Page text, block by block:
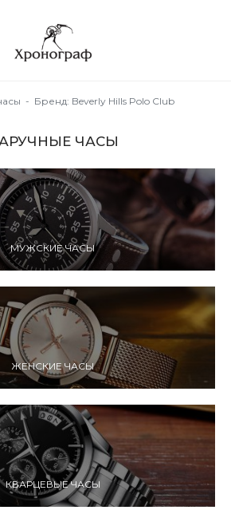
- Бренд: Beverly Hills Polo Club
ЧАСЫ
МУЖСКИЕ ЧАСЫ
ЖЕНСКИЕ ЧАСЫ
КВАРЦЕВЫЕ ЧАСЫ